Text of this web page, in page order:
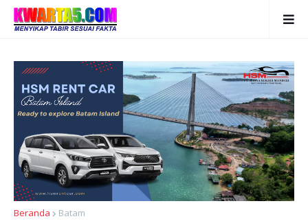
Beranda Batam